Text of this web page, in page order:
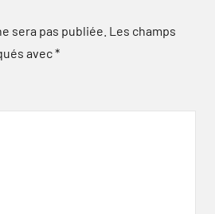
sera pas publiée. Les champs
avec*